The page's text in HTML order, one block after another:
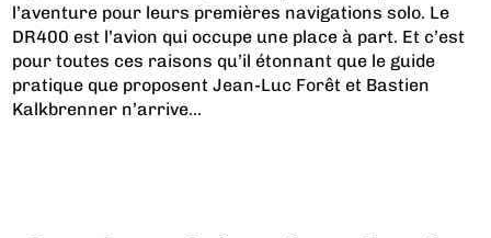
l’aventure pour leurs premières navigations solo. Le
DR400 est l’avion qui occupe une place à part. Et c’est
pour toutes ces raisons qu’il étonnant que le guide
pratique que proposent Jean-Luc Forêt et Bastien
Kalkbrenner n’arrive...